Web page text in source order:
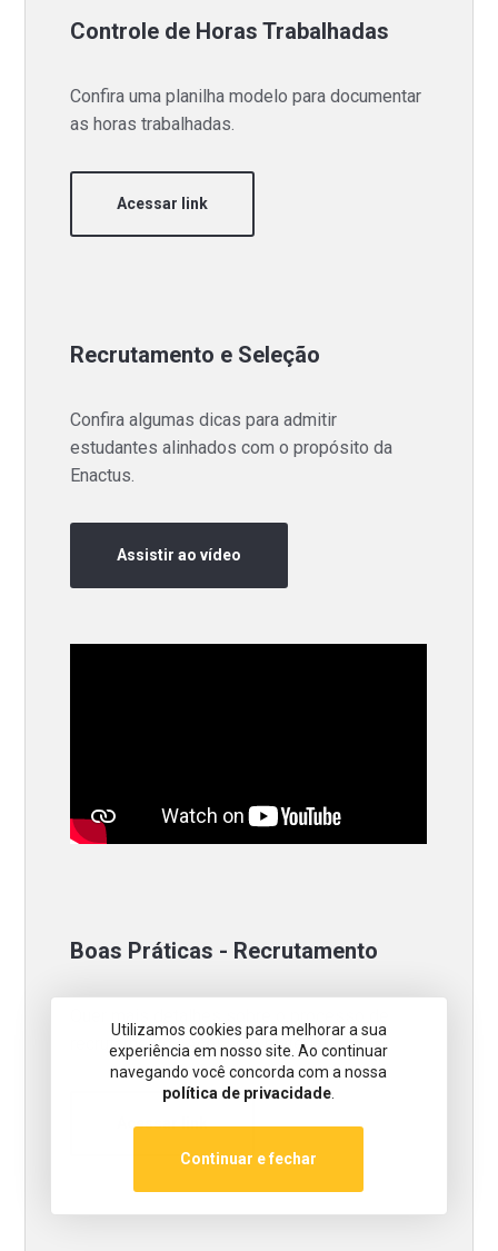
Controle de Horas Trabalhadas
Confira uma planilha modelo para documentar
as horas trabalhadas.
Acessar link
Recrutamento e Seleção
Confira algumas dicas para admitir
estudantes alinhados com o propósito da
Enactus.
Assistir ao vídeo
Boas Práticas - Recrutamento
recrutamento? Acesse o material.
Acessar link
Utilizamos cookies para melhorar a sua
experiência em nosso site. Ao continuar
navegando você concorda com a nossa
política de privacidade
Continuar e fechar